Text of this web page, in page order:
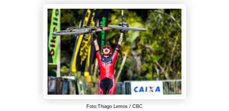
Foto:Thiago Lemos / CBC